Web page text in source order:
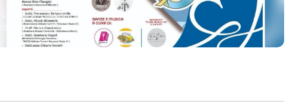
l’evento dedicato a Gianvito
Luglio 27, 2026
Claudia Santoro